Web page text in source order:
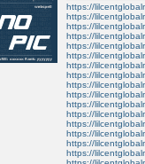
https://
https://
https://
https://
https://
https://
https://
https://
https://
https://
https://
https://
https://
https://
https://
https://